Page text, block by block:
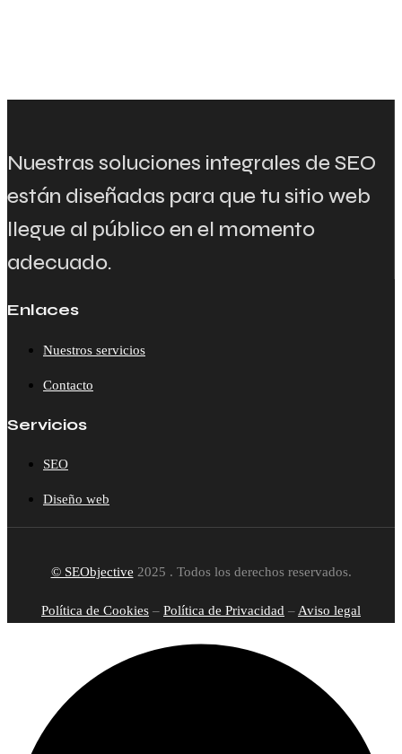
Nuestras soluciones integrales de SEO
están diseñadas para que tu sitio web
llegue al público en el momento
adecuado.
Enlaces
Nuestros servicios
Contacto
Servicios
SEO
Diseño web
© SEObjective 2025 . Todos los derechos reservados.
Política de Cookies – Política de Privacidad –Aviso legal